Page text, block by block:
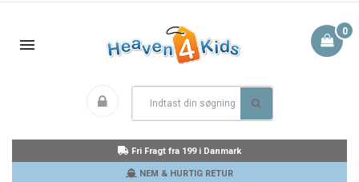
0
Fri Fragt fra 199 i Danmark
NEM & HURTIG RETUR